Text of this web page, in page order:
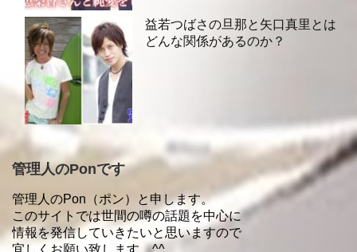
益若つばさの旦那と矢口真里とは
どんな関係があるのか？
管理人のPonです
管理人のPon（ポン）と申します。
このサイトでは世間の噂の話題を中心に
情報を発信していきたいと思いますので
宜しくお願い致します。^^